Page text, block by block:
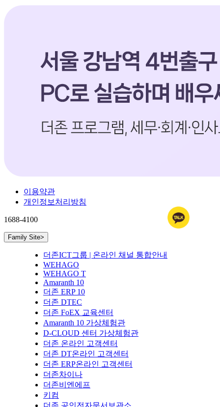
이용약관
개인정보처리방침
1688-4100
Family Site>
더존ICT그룹 | 온라인 채널 통합안내
WEHAGO
WEHAGO T
Amaranth 10
더존 ERP 10
더존 DTEC
더존 FoEX 교육센터
Amaranth 10 가상체험관
D-CLOUD 센터 가상체험관
더존 온라인 고객센터
더존 DT온라인 고객센터
더존 ERP온라인 고객센터
더존차이나
더존비엔에프
키컴
더존 공인전자문서보관소